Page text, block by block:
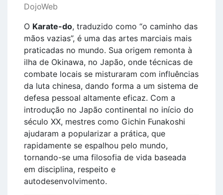
DojoWeb
O Karate-do, traduzido como “o caminho das
mãos vazias”, é uma das artes marciais mais
praticadas no mundo. Sua origem remonta à
ilha de Okinawa, no Japão, onde técnicas de
combate locais se misturaram com influências
da luta chinesa, dando forma a um sistema de
defesa pessoal altamente eficaz. Com a
introdução no Japão continental no início do
século XX, mestres como Gichin Funakoshi
ajudaram a popularizar a prática, que
rapidamente se espalhou pelo mundo,
tornando-se uma filosofia de vida baseada
em disciplina, respeito e
autodesenvolvimento.